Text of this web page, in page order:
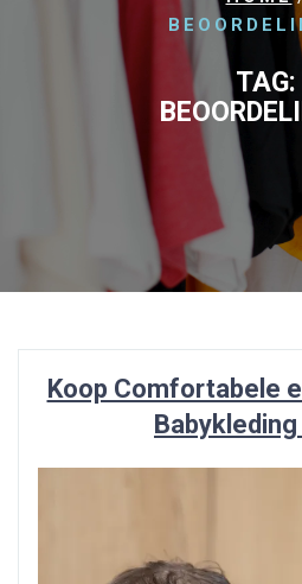
TAG:
Koop Comfortabele
Babykleding